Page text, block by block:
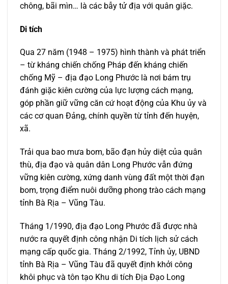
chông, bãi mìn… là các bẫy tử địa với quân giặc.
Di tích
Qua 27 năm (1948 – 1975) hình thành và phát triển
– từ kháng chiến chống Pháp đến kháng chiến
chống Mỹ – địa đạo Long Phước là nơi bám trụ
đánh giặc kiên cường của lực lượng cách mạng,
góp phần giữ vững căn cứ hoạt động của Khu ủy và
các cơ quan Đảng, chính quyền từ tỉnh đến huyện,
xã.
Trải qua bao mưa bom, bão đạn hủy diệt của quân
thù, địa đạo và quân dân Long Phước vẫn đứng
vững kiên cường, xứng danh vùng đất một thời đạn
bom, trọng điểm nuôi dưỡng phong trào cách mạng
tỉnh Bà Rịa – Vũng Tàu.
Tháng 1/1990, địa đạo Long Phước đã được nhà
nước ra quyết định công nhận Di tích lịch sử cách
mạng cấp quốc gia. Tháng 2/1992, Tỉnh ủy, UBND
tỉnh Bà Rịa – Vũng Tàu đã quyết định khởi công
khôi phục và tôn tạo Khu di tích Địa Đạo Long